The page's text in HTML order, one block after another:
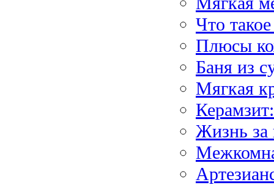
Что
Плюсы
Баня из
Мягкая
Жизнь за